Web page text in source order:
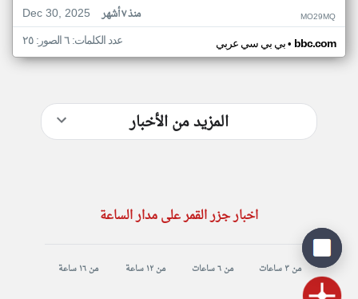
Dec 30, 2025
منذ ٧ أشهر MO29MQ
بي بي سي عربي• bbc.com عدد الكلمات: ٦ الصور: ٢٥
المزيد من الأخبار
اخبار جزر القمر على مدار الساعة
من ٣ ساعات من ٦ ساعات من ١٢ ساعة من ١٦ ساعة